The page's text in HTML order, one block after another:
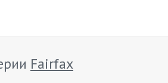
Fairfax